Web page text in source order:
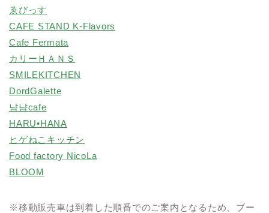
ゑびっす
CAFE STAND K-Flavors
Cafe Fermata
カリーＨＡＮＳ
SMILEKITCHEN
DordGalette
냠냠cafe
HARU•HANA
ヒゲねこキッチン
Food factory NicoLa
BLOOM
※移動販売車は到着した順番でのご案内となるため、ブー